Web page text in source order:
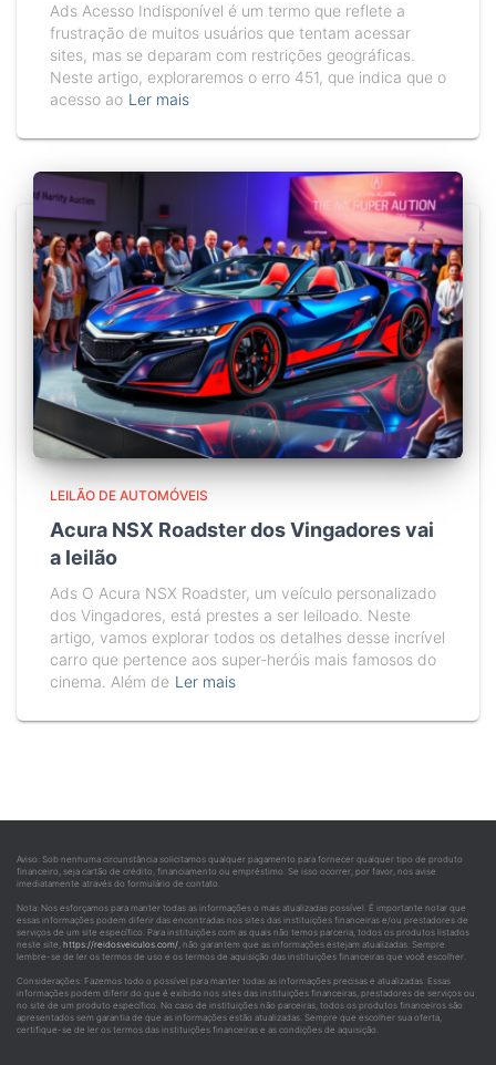
Ads Acesso Indisponível é um termo que reflete a
frustração de muitos usuários que tentam acessar
sites, mas se deparam com restrições geográficas.
Neste artigo, exploraremos o erro 451, que indica que o
acesso ao Ler mais
LEILÃO DE AUTOMÓVEIS
Acura NSX Roadster dos Vingadores vai
a leilão
Ads O Acura NSX Roadster, um veículo personalizado
dos Vingadores, está prestes a ser leiloado. Neste
artigo, vamos explorar todos os detalhes desse incrível
carro que pertence aos super-heróis mais famosos do
cinema. Além de Ler mais
Aviso: Sob nenhuma circunstância solicitamos qualquer pagamento para fornecer qualquer tipo de produto
financeiro, seja cartão de crédito, financiamento ou empréstimo. Se isso ocorrer, por favor, nos avise
imediatamente através do formulário de contato.
Nota: Nos esforçamos para manter todas as informações o mais atualizadas possível. É importante notar que
essas informações podem diferir das encontradas nos sites das instituições financeiras e/ou prestadores de
serviços de um site específico. Para instituições com as quais não temos parceria, todos os produtos listados
neste site, https://reidosveiculos.com/, não garantem que as informações estejam atualizadas. Sempre
lembre-se de ler os termos de uso e os termos de aquisição das instituições financeiras que você escolher.
Considerações: Fazemos todo o possível para manter todas as informações precisas e atualizadas. Essas
informações podem diferir do que é exibido nos sites das instituições financeiras, prestadores de serviços ou
no site de um produto específico. No caso de instituições não parceiras, todos os produtos financeiros são
apresentados sem garantia de que as informações estão atualizadas. Sempre que escolher sua oferta,
certifique-se de ler os termos das instituições financeiras e as condições de aquisição.